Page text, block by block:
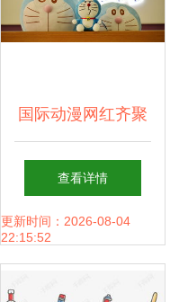
国际动漫网红齐聚
温州 门票免费超燃
购，动漫好物嗨不
查看详情
更新时间：2026-08-04
22:15:52